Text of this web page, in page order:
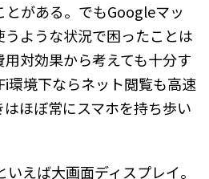
がある。でもGoogleマッ
ような状況で困ったことは
対効果から考えても十分す
環境下ならネット閲覧も高速
ほぼ常にスマホを持ち歩い
えば大画面ディスプレイ。